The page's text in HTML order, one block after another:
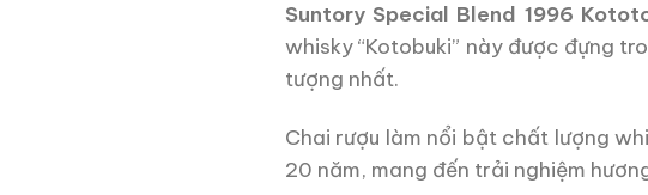
Suntory Special Blend 1996
whisky “Kotobuki” này được đựng
tượng nhất.
Chai rượu làm nổi bật chất lượng
20 năm, mang đến trải nghiệm